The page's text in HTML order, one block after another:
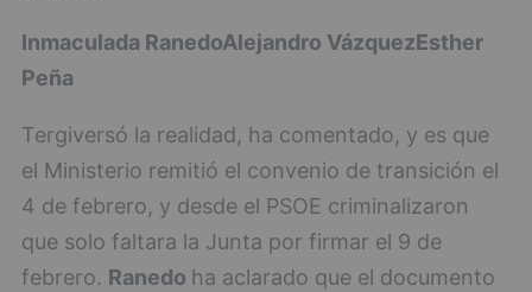
Inmaculada RanedoAlejandro VázquezEsther
Peña
Tergiversó la realidad, ha comentado, y es que
el Ministerio remitió el convenio de transición el
4 de febrero, y desde el PSOE criminalizaron
que solo faltara la Junta por firmar el 9 de
febrero. Ranedo ha aclarado que el documento